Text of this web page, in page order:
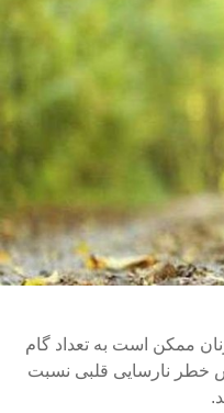
ممکن است به تعداد گام
خطر نارسایی قلبی نسبت